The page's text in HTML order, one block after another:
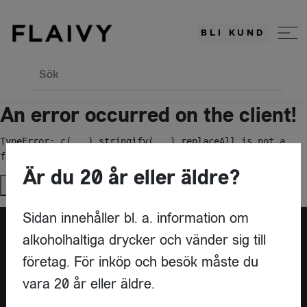
BLI KUND
Sök
An error occurred on the client!
TypeError: c(...).stringify(...).replaceAll is not a
function
Try again
Är du leverantör?
Är du 20 år eller äldre?
Sidan innehåller bl. a. information om
alkoholhaltiga drycker och vänder sig till
företag. För inköp och besök måste du
vara 20 år eller äldre.